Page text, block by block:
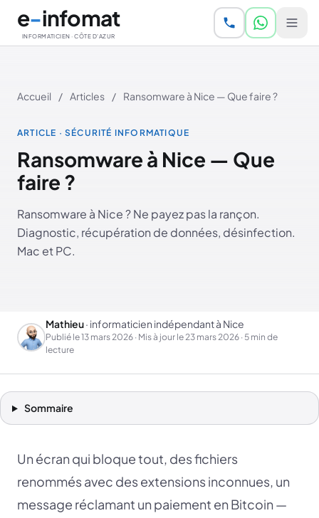
Aller au contenu principal
e-infomat
INFORMATICIEN · CÔTE D'AZUR
Accueil / Articles / Ransomware à Nice — Que faire ?
ARTICLE · SÉCURITÉ INFORMATIQUE
Ransomware à Nice — Que
faire ?
Ransomware à Nice ? Ne payez pas la rançon.
Diagnostic, récupération de données, désinfection.
Mac et PC.
Mathieu· informaticien indépendant à Nice
Publié le13 mars 2026 · Mis à jour le23 mars 2026 · 5 min de
lecture
Sommaire
Un écran qui bloque tout, des fichiers
renommés avec des extensions inconnues, un
message réclamant un paiement en Bitcoin —